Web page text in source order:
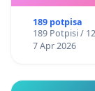
189 potpisa
189 Potpisi /
7 Apr 2026